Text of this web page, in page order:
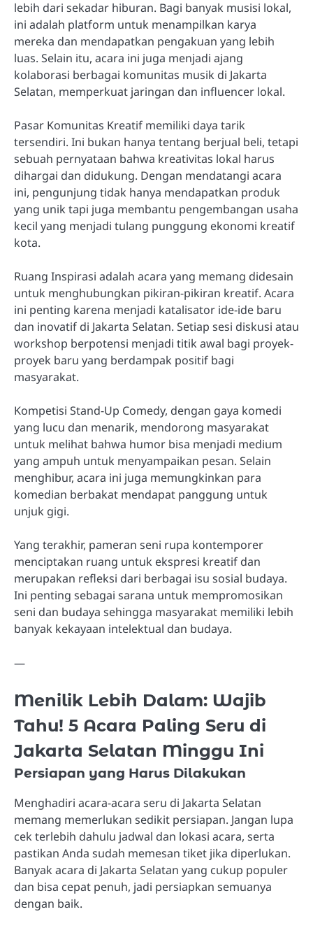
lebih dari sekadar hiburan. Bagi banyak musisi lokal,
ini adalah platform untuk menampilkan karya
mereka dan mendapatkan pengakuan yang lebih
luas. Selain itu, acara ini juga menjadi ajang
kolaborasi berbagai komunitas musik di Jakarta
Selatan, memperkuat jaringan dan influencer lokal.
Pasar Komunitas Kreatif memiliki daya tarik
tersendiri. Ini bukan hanya tentang berjual beli, tetapi
sebuah pernyataan bahwa kreativitas lokal harus
dihargai dan didukung. Dengan mendatangi acara
ini, pengunjung tidak hanya mendapatkan produk
yang unik tapi juga membantu pengembangan usaha
kecil yang menjadi tulang punggung ekonomi kreatif
kota.
Ruang Inspirasi adalah acara yang memang didesain
untuk menghubungkan pikiran-pikiran kreatif. Acara
ini penting karena menjadi katalisator ide-ide baru
dan inovatif di Jakarta Selatan. Setiap sesi diskusi atau
workshop berpotensi menjadi titik awal bagi proyek-
proyek baru yang berdampak positif bagi
masyarakat.
Kompetisi Stand-Up Comedy, dengan gaya komedi
yang lucu dan menarik, mendorong masyarakat
untuk melihat bahwa humor bisa menjadi medium
yang ampuh untuk menyampaikan pesan. Selain
menghibur, acara ini juga memungkinkan para
komedian berbakat mendapat panggung untuk
unjuk gigi.
Yang terakhir, pameran seni rupa kontemporer
menciptakan ruang untuk ekspresi kreatif dan
merupakan refleksi dari berbagai isu sosial budaya.
Ini penting sebagai sarana untuk mempromosikan
seni dan budaya sehingga masyarakat memiliki lebih
banyak kekayaan intelektual dan budaya.
—
Menilik Lebih Dalam: Wajib
Tahu! 5 Acara Paling Seru di
Jakarta Selatan Minggu Ini
Persiapan yang Harus Dilakukan
Menghadiri acara-acara seru di Jakarta Selatan
memang memerlukan sedikit persiapan. Jangan lupa
cek terlebih dahulu jadwal dan lokasi acara, serta
pastikan Anda sudah memesan tiket jika diperlukan.
Banyak acara di Jakarta Selatan yang cukup populer
dan bisa cepat penuh, jadi persiapkan semuanya
dengan baik.